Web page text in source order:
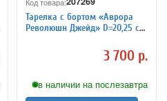
Тарелка с бортом «Аврора
Революшн Джейд» D=20,25 см
3 700 р.
в наличии на послезавтра